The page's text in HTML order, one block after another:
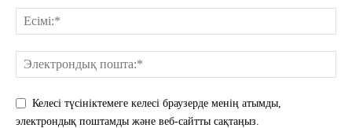
Келесі түсініктемеге келесі браузерде менің атымды,
электрондық поштамды және веб-сайтты сақтаңыз.